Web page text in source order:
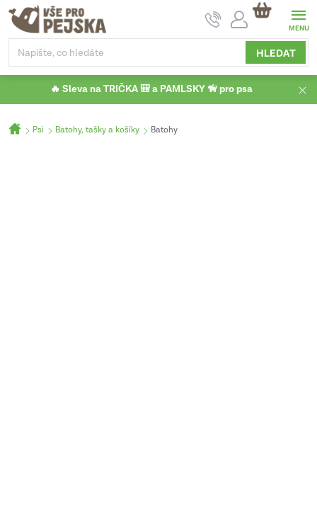
Přejít
obsah
HLEDAT
NÁKUPNÍ
KOŠÍK
🔥 Sleva na TRIČKA 🎒 a PAMLSKY 🦮 pro psa
Domů
Psi Batohy, tašky a košíky Batohy